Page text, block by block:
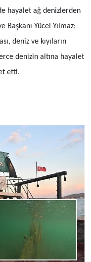
hayalet ağ denizlerden
Başkanı Yücel Yılmaz;
deniz ve kıyıların
denizin altına hayalet
etti.